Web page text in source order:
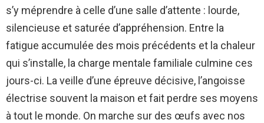
s’y méprendre à celle d’une salle d’attente : lourde,
silencieuse et saturée d’appréhension. Entre la
fatigue accumulée des mois précédents et la chaleur
qui s’installe, la charge mentale familiale culmine ces
jours-ci. La veille d’une épreuve décisive, l’angoisse
électrise souvent la maison et fait perdre ses moyens
à tout le monde. On marche sur des œufs avec nos